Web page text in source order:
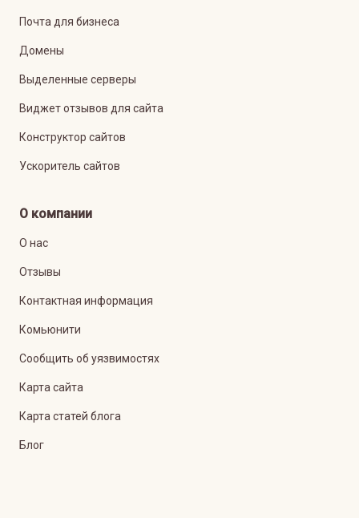
Почта для бизнеса
Домены
Выделенные серверы
Виджет отзывов для сайта
Конструктор сайтов
Ускоритель сайтов
О компании
О нас
Отзывы
Контактная информация
Комьюнити
Сообщить об уязвимостях
Карта сайта
Карта статей блога
Блог